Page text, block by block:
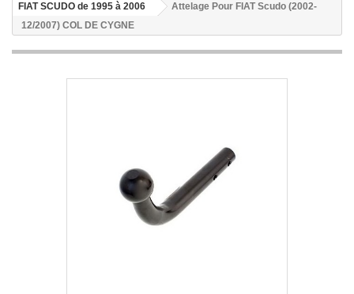
FIAT SCUDO de 1995 à 2006
Attelage Pour FIAT Scudo (2002-
12/2007) COL DE CYGNE